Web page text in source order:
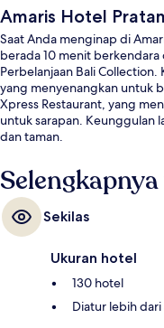
Amaris Hotel
Saat Anda menginap di
berada 10 menit berkendara
Perbelanjaan Bali
yang menyenangkan untuk
Xpress Restaurant, yang
untuk sarapan. Keunggulan
dan taman.
Sekilas
Ukuran hotel
130 hotel
Diatur lebih dari